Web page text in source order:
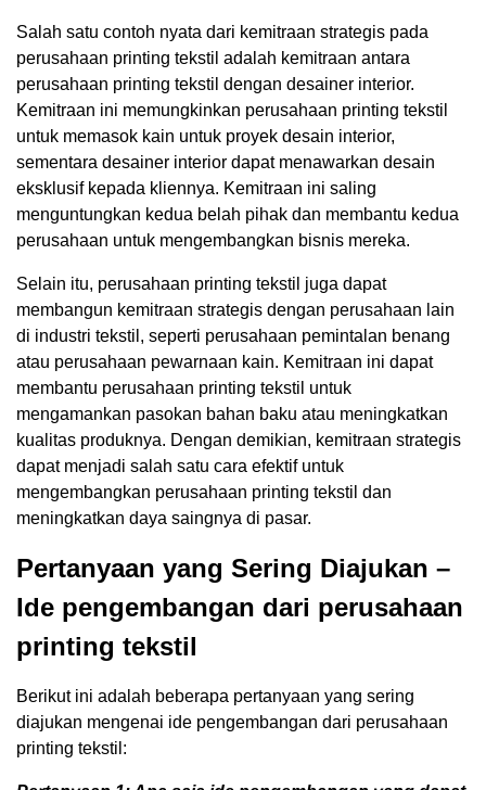
Salah satu contoh nyata dari kemitraan strategis pada
perusahaan printing tekstil adalah kemitraan antara
perusahaan printing tekstil dengan desainer interior.
Kemitraan ini memungkinkan perusahaan printing tekstil
untuk memasok kain untuk proyek desain interior,
sementara desainer interior dapat menawarkan desain
eksklusif kepada kliennya. Kemitraan ini saling
menguntungkan kedua belah pihak dan membantu kedua
perusahaan untuk mengembangkan bisnis mereka.
Selain itu, perusahaan printing tekstil juga dapat
membangun kemitraan strategis dengan perusahaan lain
di industri tekstil, seperti perusahaan pemintalan benang
atau perusahaan pewarnaan kain. Kemitraan ini dapat
membantu perusahaan printing tekstil untuk
mengamankan pasokan bahan baku atau meningkatkan
kualitas produknya. Dengan demikian, kemitraan strategis
dapat menjadi salah satu cara efektif untuk
mengembangkan perusahaan printing tekstil dan
meningkatkan daya saingnya di pasar.
Pertanyaan yang Sering Diajukan –
Ide pengembangan dari perusahaan
printing tekstil
Berikut ini adalah beberapa pertanyaan yang sering
diajukan mengenai ide pengembangan dari perusahaan
printing tekstil: